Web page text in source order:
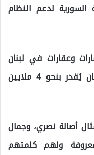
السورية لدعم النظام
وعقارات في لبنان
وسوريا، ورصيده المصرفي في لبنان يُقدر بنحو 4 ملايين
أصالة نصري، وجمال
ولهم كلمتهم